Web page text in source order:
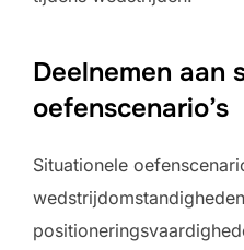
Deelnemen aan
oefenscenario’s
Situationele